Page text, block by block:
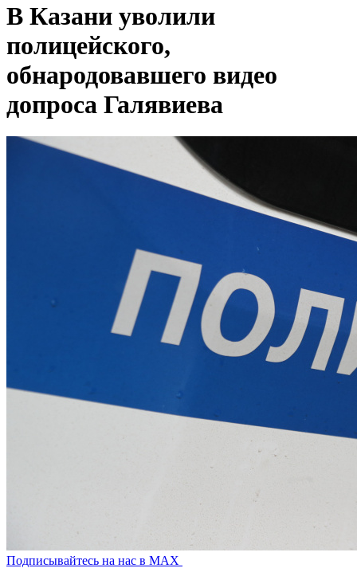
В Казани уволили
полицейского,
обнародовавшего видео
допроса Галявиева
Подписывайтесь на нас в MAX